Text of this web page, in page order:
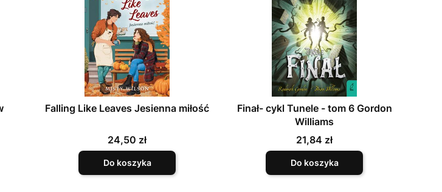
Falling Like Leaves Jesienna miłość
Cena
24,50 zł
Do koszyka
Finał- cykl Tunele - tom 6 Gordon
Williams
Cena
21,84 zł
Do koszyka